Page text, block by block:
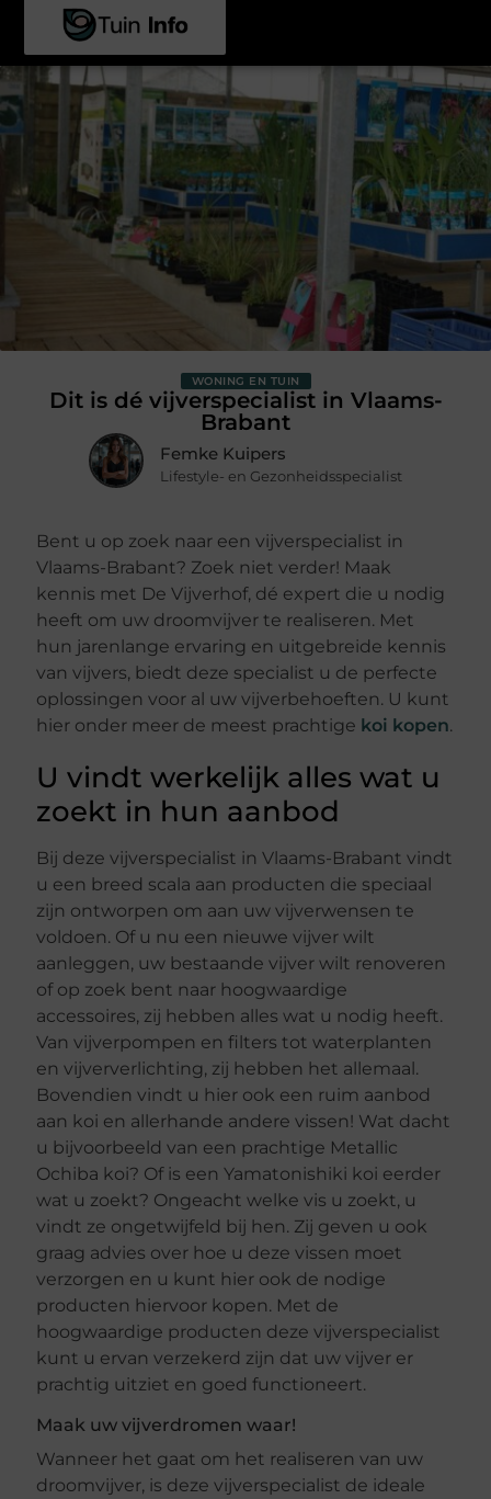
WONING EN TUIN
Dit is dé vijverspecialist in Vlaams-
Brabant
Femke Kuipers
Lifestyle- en Gezonheidsspecialist
Bent u op zoek naar een vijverspecialist in
Vlaams-Brabant? Zoek niet verder! Maak
kennis met De Vijverhof, dé expert die u nodig
heeft om uw droomvijver te realiseren. Met
hun jarenlange ervaring en uitgebreide kennis
van vijvers, biedt deze specialist u de perfecte
oplossingen voor al uw vijverbehoeften. U kunt
hier onder meer de meest prachtige koi kopen.
U vindt werkelijk alles wat u
zoekt in hun aanbod
Bij deze vijverspecialist in Vlaams-Brabant vindt
u een breed scala aan producten die speciaal
zijn ontworpen om aan uw vijverwensen te
voldoen. Of u nu een nieuwe vijver wilt
aanleggen, uw bestaande vijver wilt renoveren
of op zoek bent naar hoogwaardige
accessoires, zij hebben alles wat u nodig heeft.
Van vijverpompen en filters tot waterplanten
en vijververlichting, zij hebben het allemaal.
Bovendien vindt u hier ook een ruim aanbod
aan koi en allerhande andere vissen! Wat dacht
u bijvoorbeeld van een prachtige Metallic
Ochiba koi? Of is een Yamatonishiki koi eerder
wat u zoekt? Ongeacht welke vis u zoekt, u
vindt ze ongetwijfeld bij hen. Zij geven u ook
graag advies over hoe u deze vissen moet
verzorgen en u kunt hier ook de nodige
producten hiervoor kopen. Met de
hoogwaardige producten deze vijverspecialist
kunt u ervan verzekerd zijn dat uw vijver er
prachtig uitziet en goed functioneert.
Maak uw vijverdromen waar!
Wanneer het gaat om het realiseren van uw
droomvijver, is deze vijverspecialist de ideale